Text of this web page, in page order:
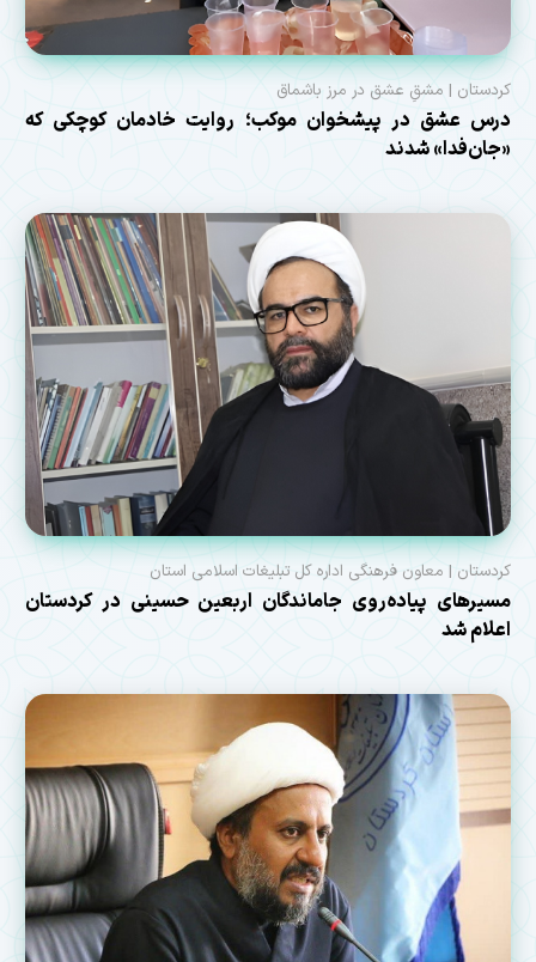
کردستان | مشقِ عشق در مرز باشماق
درس عشق در پیشخوان موکب؛ روایت خادمان کوچکی که
«جان‌فدا» شدند
کردستان | معاون فرهنگی اداره کل تبلیغات اسلامی استان
مسیرهای پیاده‌روی جاماندگان اربعین حسینی در کردستان
اعلام شد